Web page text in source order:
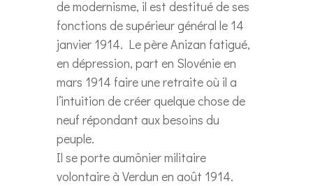
de modernisme, il est destitué de ses
fonctions de supérieur général le 14
janvier 1914. Le père Anizan fatigué,
en dépression, part en Slovénie en
mars 1914 faire une retraite où il a
l’intuition de créer quelque chose de
neuf répondant aux besoins du
peuple.
Il se porte aumônier militaire
volontaire à Verdun en août 1914.